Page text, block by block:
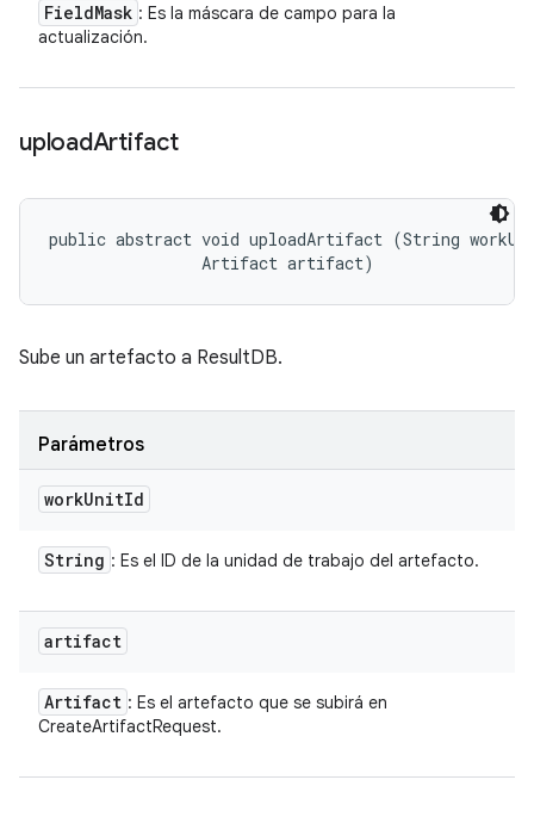
FieldMask : Es la máscara de campo para la
actualización.
uploadArtifact
public abstract void uploadArtifact (String
                Artifact artifact)
Sube un artefacto a ResultDB.
Parámetros
workUnitId
String : Es el ID de la unidad de trabajo del artefacto.
artifact
Artifact : Es el artefacto que se subirá en
CreateArtifactRequest.